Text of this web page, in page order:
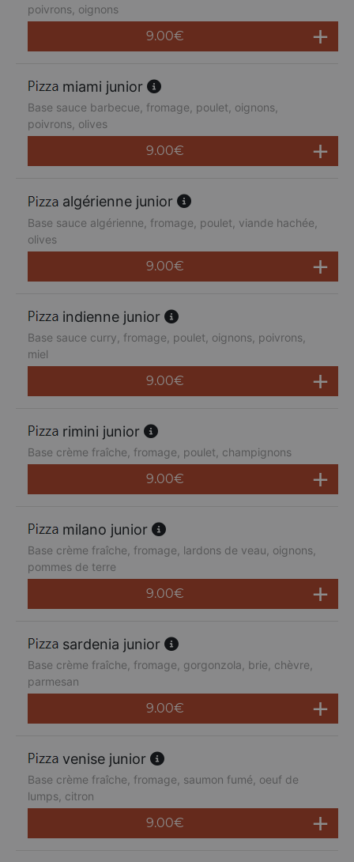
poivrons, oignons
9.00€
miami junior
Base sauce barbecue, fromage, poulet, oignons,
poivrons, olives
9.00€
algérienne junior
Base sauce algérienne, fromage, poulet, viande hachée,
olives
9.00€
indienne junior
Base sauce curry, fromage, poulet, oignons, poivrons,
miel
9.00€
rimini junior
Base crème fraîche, fromage, poulet, champignons
9.00€
milano junior
Base crème fraîche, fromage, lardons de veau, oignons,
pommes de terre
9.00€
sardenia junior
Base crème fraîche, fromage, gorgonzola, brie, chèvre,
parmesan
9.00€
venise junior
Base crème fraîche, fromage, saumon fumé, oeuf de
lumps, citron
9.00€